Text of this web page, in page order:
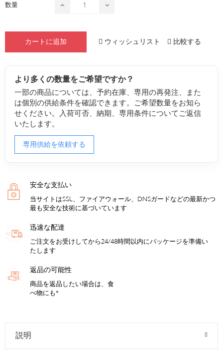
数量
カートに追加 ウィッシュリスト 比較する
より多くの数量をご希望ですか？
一部の商品については、予約在庫、専用の再発注、また
は個別の供給条件を確認できます。ご希望数量をお知ら
せください。入荷可否、納期、専用条件についてご返信
いたします。
専用供給を依頼する
安全な支払い
当サイトはSSL、ファイアウォール、DNSガードなどの最新かつ
最も安全な技術に基づいています
迅速な配達
ご注文をお受けしてから24/48時間以内にパッケージを準備い
たします
返品の可能性
商品を返品したい場合は、食
べ物にも*
説明